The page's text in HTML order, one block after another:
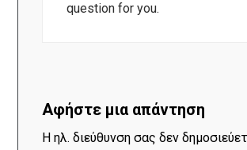
question for you.
Αφήστε μια απάντηση
Η ηλ. διεύθυνση σας δεν